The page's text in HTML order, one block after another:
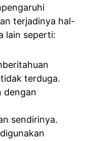
terjadinya hal-
lain seperti:
terduga.
dengan
sendirinya.